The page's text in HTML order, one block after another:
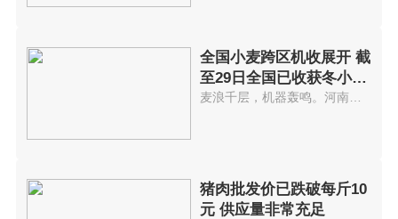
全国小麦跨区机收展开 截
至29日全国已收获冬小麦
3300万亩
麦浪千层，机器轰鸣。河南省邓州...
猪肉批发价已跌破每斤10
元 供应量非常充足